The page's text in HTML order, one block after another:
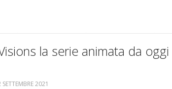
la serie animata da oggi
2021